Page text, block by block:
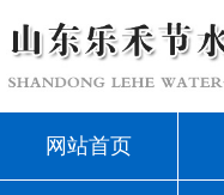
网站首页